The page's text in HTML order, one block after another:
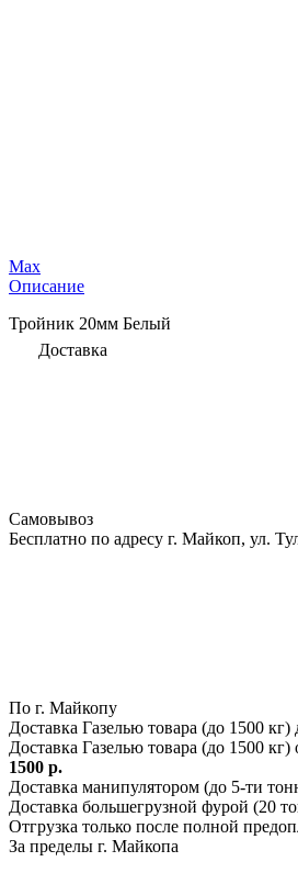
Max
Описание
Тройник 20мм Белый
Доставка
Самовывоз
Бесплатно по адресу г. Майкоп, ул.
По г. Майкопу
Доставка Газелью товара (до 1500 кг)
Доставка Газелью товара (до 1500
1500 р.
Доставка манипулятором (до 5-ти
Доставка большегрузной фурой (20
Отгрузка только после полной
За пределы г. Майкопа